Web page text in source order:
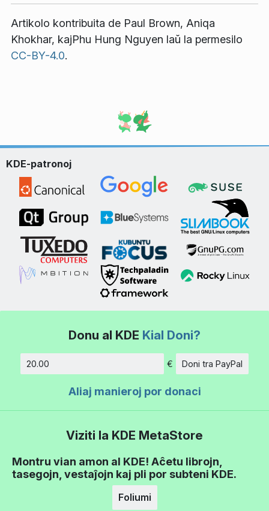
Artikolo kontribuita de Paul Brown, Aniqa
Khokhar, kajPhu Hung Nguyen laŭ la permesilo
CC-BY-4.0.
KDE-patronoj
Donu al KDE Kial Doni?
€ Doni tra PayPal
Aliaj manieroj por donaci
Viziti la KDE MetaStore
Montru vian amon al KDE! Aĉetu librojn,
tasegojn, vestaĵojn kaj pli por subteni KDE.
Foliumi